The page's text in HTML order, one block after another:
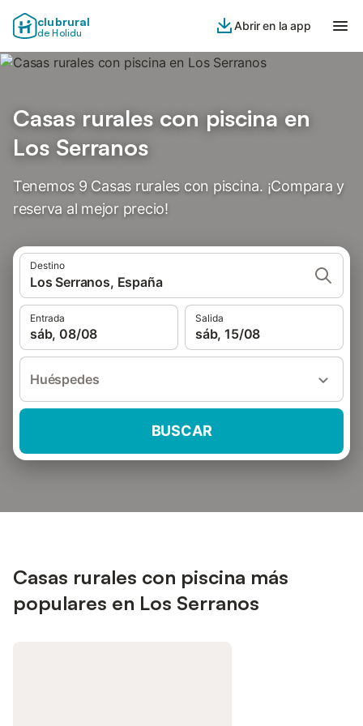
clubrural
de Holidu
Abrir en la app
Casas rurales con piscina en
Los Serranos
Tenemos 9 Casas rurales con piscina. ¡Compara y
reserva al mejor precio!
Destino
Los Serranos, España
Entrada
sáb, 08/08
Salida
sáb, 15/08
Huéspedes
BUSCAR
Casas rurales con piscina más
populares en Los Serranos